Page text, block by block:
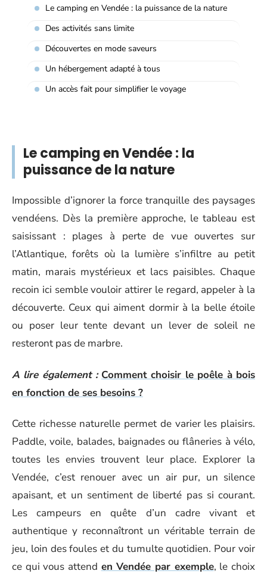
Le camping en Vendée : la puissance de la nature
Des activités sans limite
Découvertes en mode saveurs
Un hébergement adapté à tous
Un accès fait pour simplifier le voyage
Le camping en Vendée : la
puissance de la nature
Impossible d’ignorer la force tranquille des paysages
vendéens. Dès la première approche, le tableau est
saisissant : plages à perte de vue ouvertes sur
l’Atlantique, forêts où la lumière s’infiltre au petit
matin, marais mystérieux et lacs paisibles. Chaque
recoin ici semble vouloir attirer le regard, appeler à la
découverte. Ceux qui aiment dormir à la belle étoile
ou poser leur tente devant un lever de soleil ne
resteront pas de marbre.
A lire également : Comment choisir le poêle à bois
en fonction de ses besoins ?
Cette richesse naturelle permet de varier les plaisirs.
Paddle, voile, balades, baignades ou flâneries à vélo,
toutes les envies trouvent leur place. Explorer la
Vendée, c’est renouer avec un air pur, un silence
apaisant, et un sentiment de liberté pas si courant.
Les campeurs en quête d’un cadre vivant et
authentique y reconnaîtront un véritable terrain de
jeu, loin des foules et du tumulte quotidien. Pour voir
ce qui vous attend en Vendée par exemple, le choix